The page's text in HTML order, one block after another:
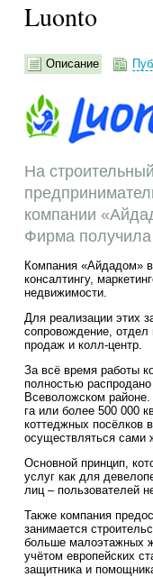
Luonto
Описание
На
компании
Фирма
Компания «Айдадом»
консалтингу,
недвижимости.
Для реализации этих
сопровождение, отдел
продаж и колл-центр.
За всё время работы
полностью
Всеволожском
га или более 500 000
коттеджных посёлков
осуществляться сами
Основной принцип,
услуг как для
лиц – пользователей
Также компания
занимается
больше малоэтажных
учётом европейских
защитника и